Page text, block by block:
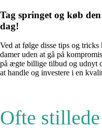
Tag springet og køb
dag!
Ved at følge disse tips og
damer uden at gå på
på ægte billige tilbud og udnyt
at handle og investere i en
Ofte